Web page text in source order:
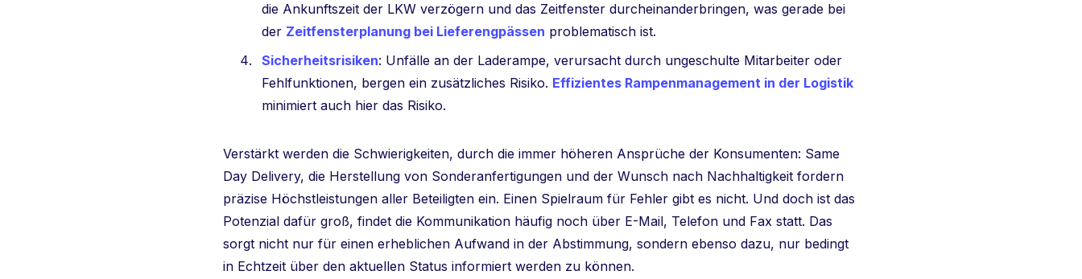
die Ankunftszeit der LKW verzögern und das Zeitfenster durcheinanderbringen, was gerade bei
der Zeitfensterplanung bei Lieferengpässen problematisch ist.
Sicherheitsrisiken: Unfälle an der Laderampe, verursacht durch ungeschulte Mitarbeiter oder
Fehlfunktionen, bergen ein zusätzliches Risiko. Effizientes Rampenmanagement in der Logistik
minimiert auch hier das Risiko.
Verstärkt werden die Schwierigkeiten, durch die immer höheren Ansprüche der Konsumenten: Same
Day Delivery, die Herstellung von Sonderanfertigungen und der Wunsch nach Nachhaltigkeit fordern
präzise Höchstleistungen aller Beteiligten ein. Einen Spielraum für Fehler gibt es nicht. Und doch ist das
Potenzial dafür groß, findet die Kommunikation häufig noch über E-Mail, Telefon und Fax statt. Das
sorgt nicht nur für einen erheblichen Aufwand in der Abstimmung, sondern ebenso dazu, nur bedingt
in Echtzeit über den aktuellen Status informiert werden zu können.